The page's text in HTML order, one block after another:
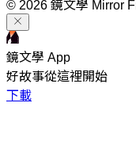
© 2026 鏡文學 Mirror
鏡文學 App
好故事從這裡開始
下載